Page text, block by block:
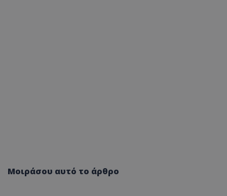
Μοιράσου αυτό το άρθρο